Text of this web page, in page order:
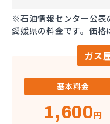
※石油情報センター公
愛媛県の料金です。価格
ガス
基本料金
1,600円